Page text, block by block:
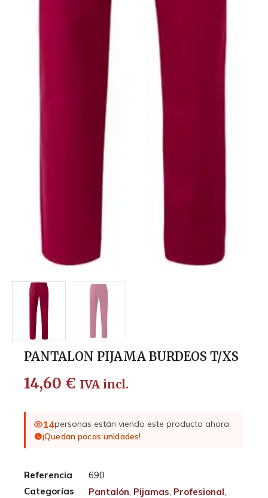
PANTALON PIJAMA BURDEOS T/XS
14,60 € IVA incl.
14personas están viendo este producto ahora
¡Quedan pocas unidades!
Referencia
690
Categorías
Pantalón, Pijamas, Profesional,